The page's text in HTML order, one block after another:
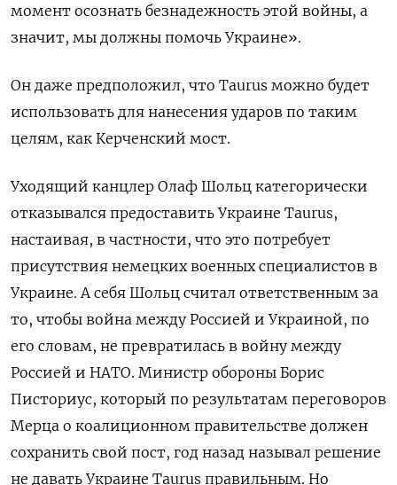
момент осознать безнадежность этой войны, а
значит, мы должны помочь Украине».
Он даже предположил, что Taurus можно будет
использовать для нанесения ударов по таким
целям, как Керченский мост.
Уходящий канцлер Олаф Шольц категорически
отказывался предоставить Украине Taurus,
настаивая, в частности, что это потребует
присутствия немецких военных специалистов в
Украине. А себя Шольц считал ответственным за
то, чтобы война между Россией и Украиной, по
его словам, не превратилась в войну между
Россией и НАТО. Министр обороны Борис
Писториус, который по результатам переговоров
Мерца о коалиционном правительстве должен
сохранить свой пост, год назад называл решение
не давать Украине Taurus правильным. Но